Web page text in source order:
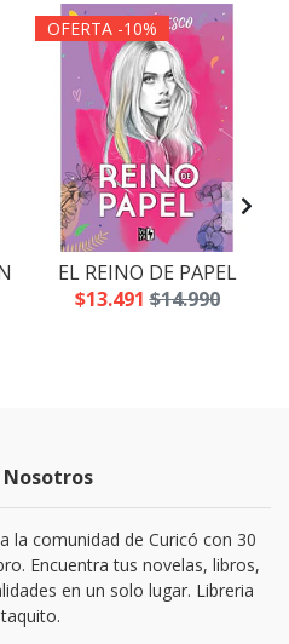
OFERTA -10%
EL REINO DE PAPEL
$13.491 $14.990
Nosotros
la comunidad de Curicó con 30
Encuentra tus novelas, libros,
en un solo lugar. Libreria